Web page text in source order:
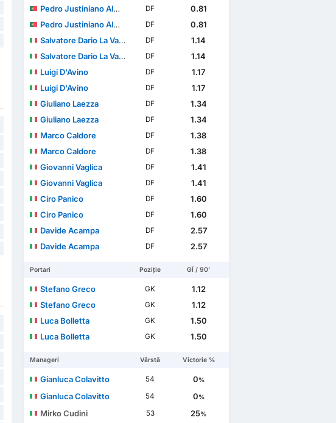
Pedro Justiniano Almeida Gomes
DF
0.81
Pedro Justiniano Almeida Gomes
DF
0.81
Salvatore Dario La Vardera
DF
1.14
Salvatore Dario La Vardera
DF
1.14
Luigi D'Avino
DF
1.17
Luigi D'Avino
DF
1.17
Giuliano Laezza
DF
1.34
Giuliano Laezza
DF
1.34
Marco Caldore
DF
1.38
Marco Caldore
DF
1.38
Giovanni Vaglica
DF
1.41
Giovanni Vaglica
DF
1.41
Ciro Panico
DF
1.60
Ciro Panico
DF
1.60
Davide Acampa
DF
2.57
Davide Acampa
DF 2.57
Portari Poziție GÎ / 90'
Stefano Greco GK
1.12
Stefano Greco
GK
1.12
Luca Bolletta
GK
1.50
Luca Bolletta
GK 1.50
Manageri Vârstă Victorie %
Gianluca Colavitto 54 0%
Gianluca Colavitto 54 0%
Mirko Cudini 53 25%